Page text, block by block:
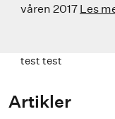
våren 2017 Les
test test
Artikler